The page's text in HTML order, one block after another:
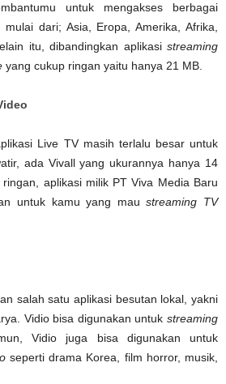
untuk mengakses berbagai
dari; Asia, Eropa, Amerika, Afrika,
itu, dibandingkan aplikasi streaming
yang cukup ringan yaitu hanya 21 MB.
Live TV masih terlalu besar untuk
ada Vivall yang ukurannya hanya 14
ringan, aplikasi milik PT Viva Media Baru
untuk kamu yang maustreaming TV
salah satu aplikasi besutan lokal, yakni
Vidio bisa digunakan untuk streaming
Vidio juga bisa digunakan untuk
seperti drama Korea, film horror, musik,